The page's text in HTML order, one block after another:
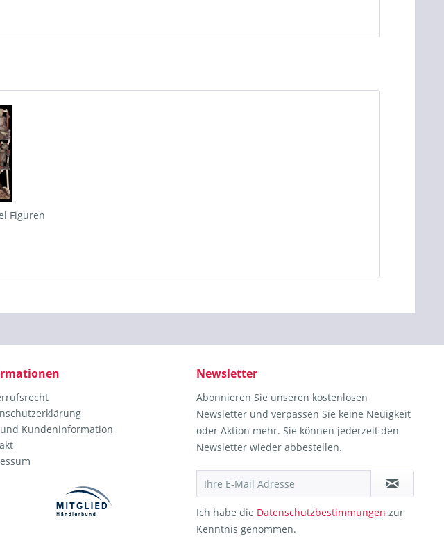
Figuren
und Kundeninformation
Newsletter
Abonnieren Sie unseren kostenlosen
Newsletter und verpassen Sie keine Neuigkeit
oder Aktion mehr. Sie können jederzeit den
Newsletter wieder abbestellen.
Ich habe die Datenschutzbestimmungen zur
Kenntnis genommen.